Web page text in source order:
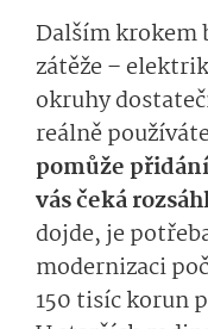
Dalším krokem
zátěže –
okruhy
reálně
pomůže
vás čeká
dojde, je
modernizaci
150 tisíc korun